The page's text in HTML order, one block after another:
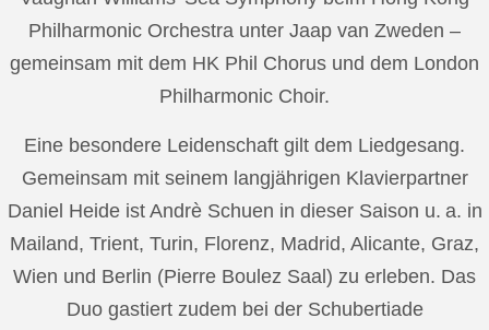
Philharmonic Orchestra unter Jaap van Zweden –
gemeinsam mit dem HK Phil Chorus und dem London
Philharmonic Choir.
Eine besondere Leidenschaft gilt dem Liedgesang.
Gemeinsam mit seinem langjährigen Klavierpartner
Daniel Heide ist Andrè Schuen in dieser Saison u. a. in
Mailand, Trient, Turin, Florenz, Madrid, Alicante, Graz,
Wien und Berlin (Pierre Boulez Saal) zu erleben. Das
Duo gastiert zudem bei der Schubertiade